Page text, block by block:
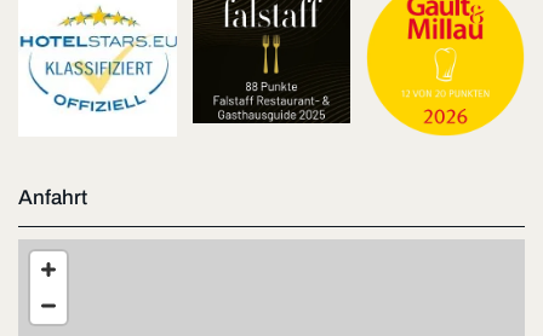
Anfahrt